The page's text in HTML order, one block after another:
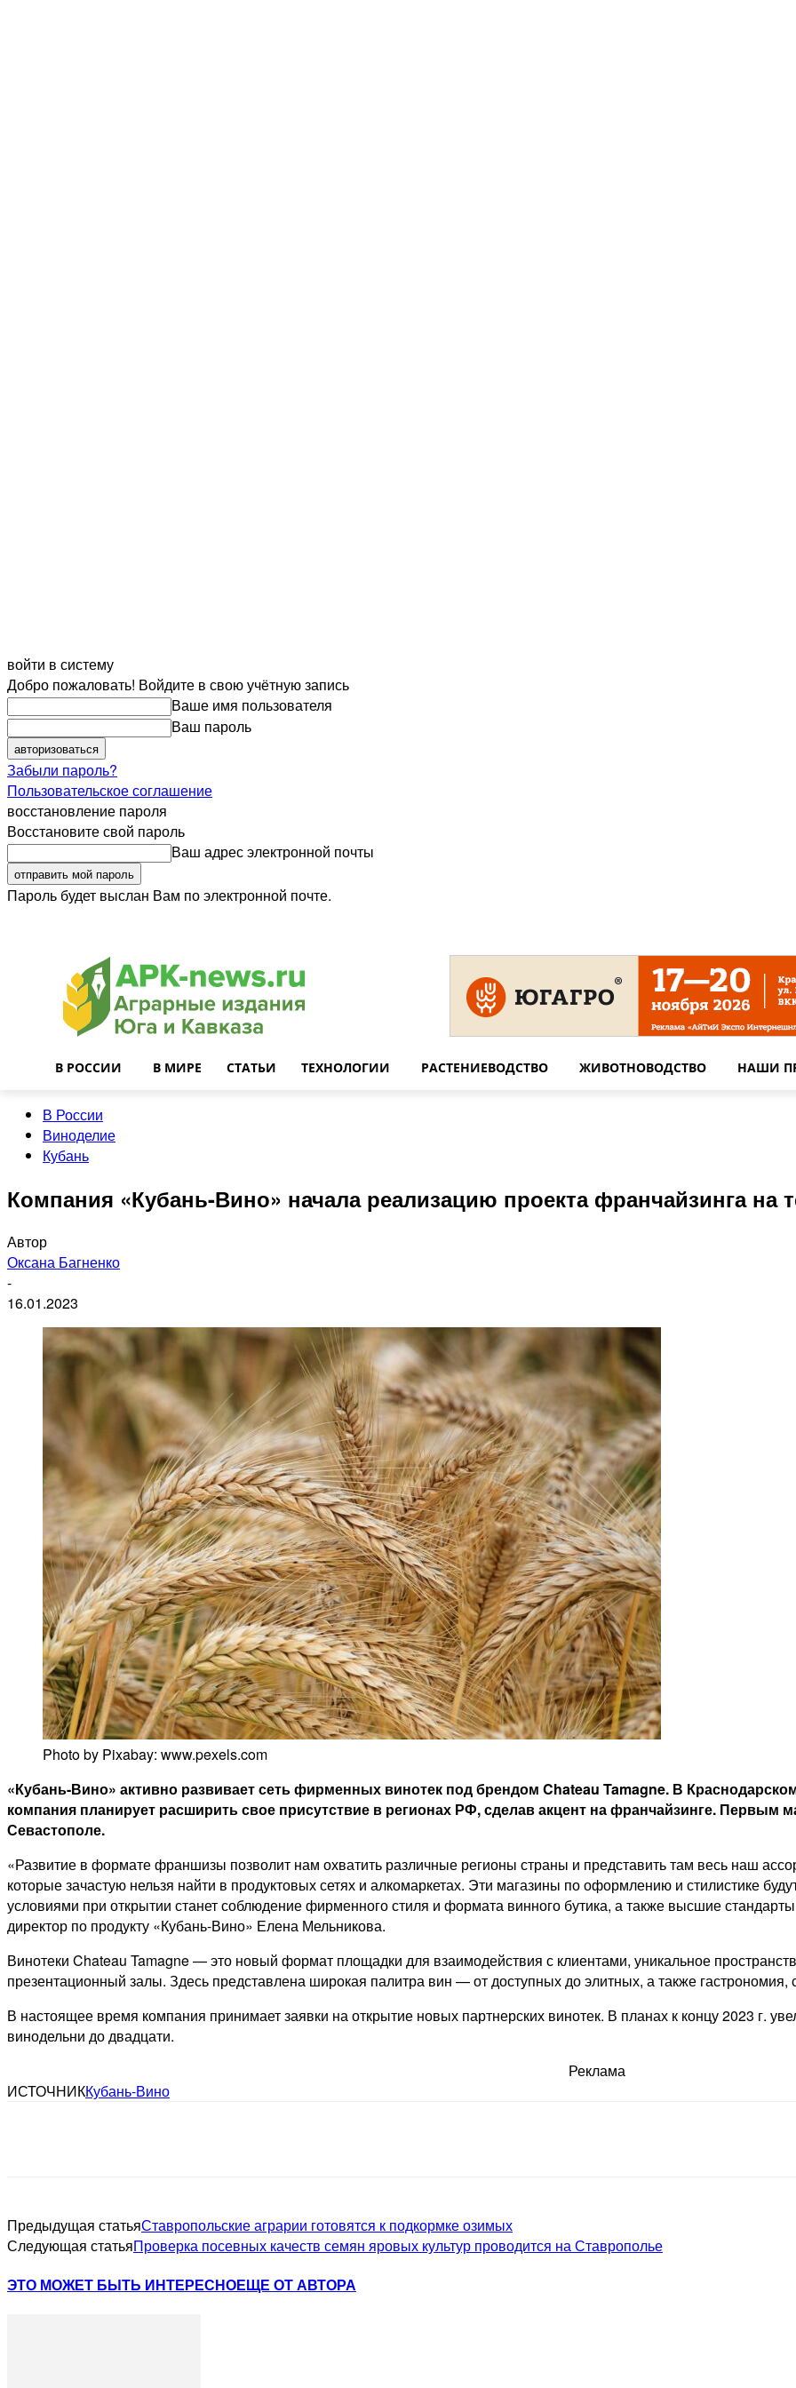
войти в систему
Добро пожаловать! Войдите в свою учётную запись
Ваше имя пользователя
Ваш пароль
Забыли пароль?
Пользовательское соглашение
восстановление пароля
Восстановите свой пароль
Ваш адрес электронной почты
Пароль будет выслан Вам по электронной почте.
В РОССИИ В МИРЕ СТАТЬИ ТЕХНОЛОГИИ РАСТЕНИЕВОДСТВО ЖИВОТНОВОДСТВО НАШИ
В России
Виноделие
Кубань
Компания «Кубань-Вино» начала реализацию проекта франчайзинга на
Автор
Оксана Багненко
-
16.01.2023
Photo by Pixabay: www.pexels.com
«Кубань-Вино» активно развивает сеть фирменных винотек под брендом Chateau Tamagne. В
компания планирует расширить свое присутствие в регионах РФ, сделав акцент на франчайзинге. Первым
Севастополе.
«Развитие в формате франшизы позволит нам охватить различные регионы страны и представить там весь наш
которые зачастую нельзя найти в продуктовых сетях и алкомаркетах. Эти магазины по оформлению и стилистике
условиями при открытии станет соблюдение фирменного стиля и формата винного бутика, а также высшие
директор по продукту «Кубань-Вино» Елена Мельникова.
Винотеки Chateau Tamagne — это новый формат площадки для взаимодействия с клиентами, уникальное
презентационный залы. Здесь представлена широкая палитра вин — от доступных до элитных, а также
В настоящее время компания принимает заявки на открытие новых партнерских винотек. В планах к концу 2023 г.
винодельни до двадцати.
Реклама
ИСТОЧНИККубань-Вино
Предыдущая статьяСтавропольские аграрии готовятся к подкормке озимых
Следующая статьяПроверка посевных качеств семян яровых культур проводится на Ставрополье
ЭТО МОЖЕТ БЫТЬ ИНТЕРЕСНОЕЩЕ ОТ АВТОРА